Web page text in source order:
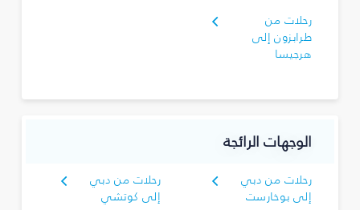
رحلات من
طرابزون إلى
هرجيسا
الوجهات الرائجة
رحلات من دبي
إلى بوخارست
رحلات من دبي
إلى كوتشي